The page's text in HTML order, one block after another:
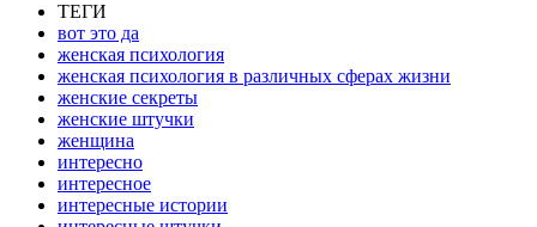
ТЕГИ
вот это да
женская психология
женская психология в различных сферах жизни
женские секреты
женские штучки
женщина
интересно
интересное
интересные истории